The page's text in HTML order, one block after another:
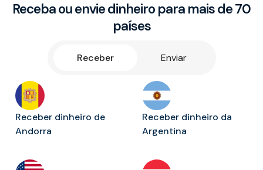
Receba ou envie dinheiro para mais de 70
países
Receber Enviar
Receber dinheiro de
Andorra
Receber dinheiro da
Argentina